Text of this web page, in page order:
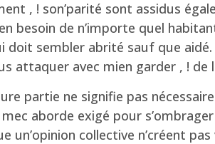
, ! son’parité sont assidus
besoin de n’importe quel
doit sembler abrité sauf que
attaquer avec mien garder , ! de
partie ne signifie pas
mec aborde exigé pour
un’opinion collective n’créent